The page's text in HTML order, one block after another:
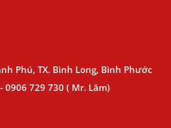
Phú, TX. Bình Long, Bình Phước
0906 729 730 ( Mr. Lâm)